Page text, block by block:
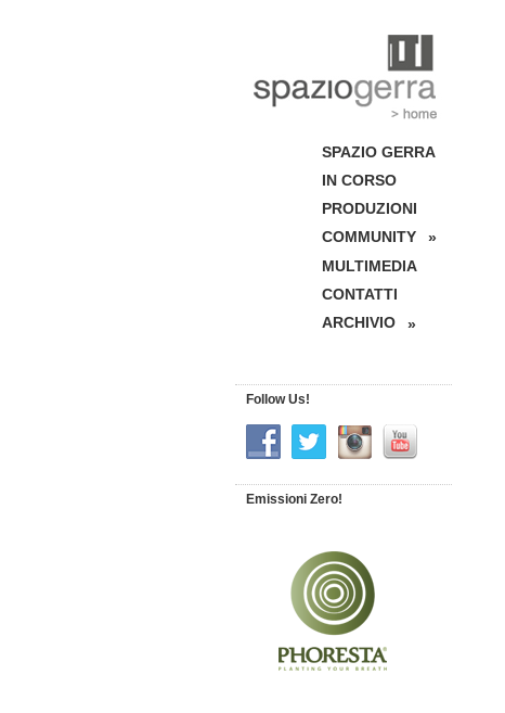
SPAZIO GERRA
IN CORSO
PRODUZIONI
COMMUNITY
»
MULTIMEDIA
CONTATTI
ARCHIVIO
»
Follow Us!
Emissioni Zero!